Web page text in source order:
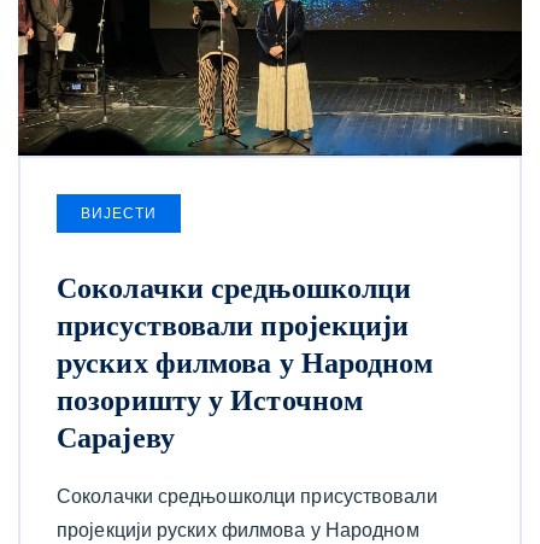
ВИЈЕСТИ
Соколачки средњошколци
присуствовали пројекцији
руских филмова у Народном
позоришту у Источном
Сарајеву
Соколачки средњошколци присуствовали
пројекцији руских филмова у Народном